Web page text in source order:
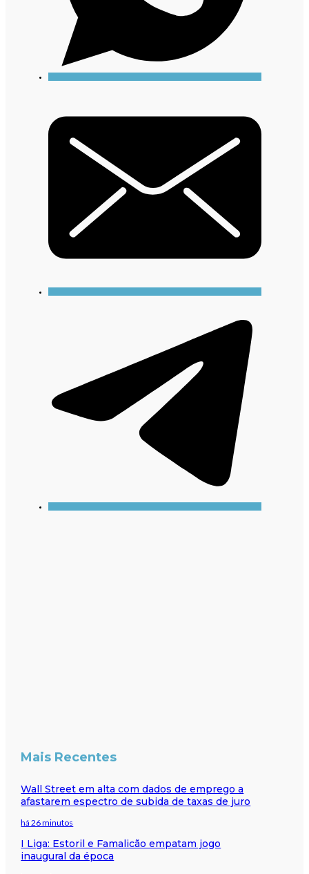
Mais Recentes
Wall Street em alta com dados de emprego a
afastarem espectro de subida de taxas de juro
há 26 minutos
I Liga: Estoril e Famalicão empatam jogo
inaugural da época